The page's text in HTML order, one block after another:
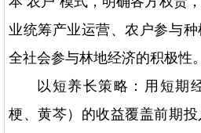
业统筹产业运营、农户参与
全社会参与林地经济的积极性。
以短养长策略：用短期
梗、黄芩）的收益覆盖前期